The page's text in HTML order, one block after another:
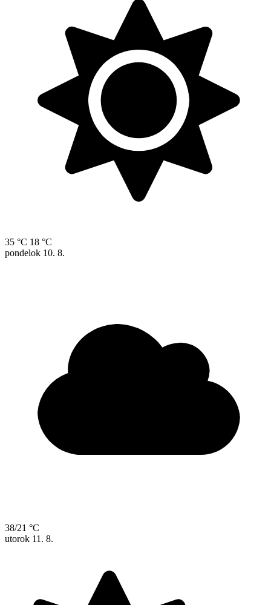
35 °C 18 °C
pondelok 10. 8.
38/21 °C
utorok 11. 8.